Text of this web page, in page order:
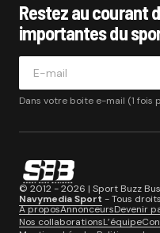
Restez au courant
importantes du
Dans votre boite e-mail (1 fois
© 2012 - 2026 | Sport Buzz
Navymedia Sport - Tous
A proposAnnonceursDevenir
Nos collaborationsL’équipe